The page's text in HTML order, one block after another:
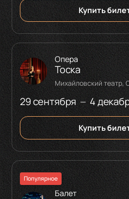
Купить
29 сентября — 4
Опера
Тоска
Михайловский театр,
Купить
Популярное
Балет